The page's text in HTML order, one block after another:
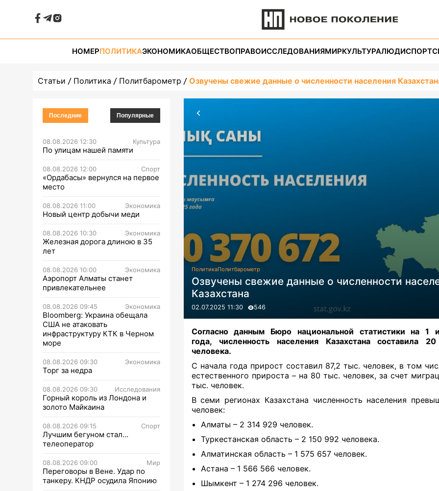
НОМЕРПОЛИТИКАЭКОНОМИКАОБЩЕСТВОПРАВОИССЛЕДОВАНИЯМИРКУЛЬТУРАЛЮДИСПОРТ
Статьи Политика Политбарометр Озвучены свежие данные о численности населения
Последние Популярные
08.08.2026 12:30 Культура
По улицам нашей памяти
08.08.2026 12:00 Спорт
«Ордабасы» вернулся на первое
место
08.08.2026 11:00 Экономика
Новый центр добычи меди
08.08.2026 10:30 Экономика
Железная дорога длиною в 35
лет
08.08.2026 10:00 Экономика
Аэропорт Алматы станет
привлекательнее
08.08.2026 09:45 Экономика
Bloomberg: Украина обещала
США не атаковать
инфраструктуру КТК в Черном
море
08.08.2026 09:30 Экономика
Торг за недра
08.08.2026 09:30 Исследования
Горный король из Лондона и
золото Майкаина
08.08.2026 09:15 Спорт
Лучшим бегуном стал…
телеоператор
08.08.2026 09:00 Мир
Переговоры в Вене. Удар по
танкеру. КНДР осудила Японию
ПолитикаПолитбарометр
Озвучены свежие данные о численности
Казахстана
02.07.2025 11:30 546
Согласно данным Бюро национальной статистики на 1
года, численность населения Казахстана составила
человека.
С начала года прирост составил 87,2 тыс. человек, в том
естественного прироста – на 80 тыс. человек, за счет
тыс. человек.
Всеми регионах Казахстана численность населения
человек:
Алматы – 2 314 929 человек.
Туркестанская область – 2 150 992 человека.
Алматинская область – 1 575 657 человек.
Астана – 1 566 566 человек.
Шымкент – 1 274 296 человек.